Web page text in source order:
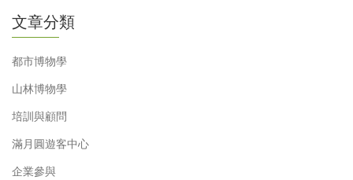
文章分類
都市博物學
山林博物學
培訓與顧問
滿月圓遊客中心
企業參與